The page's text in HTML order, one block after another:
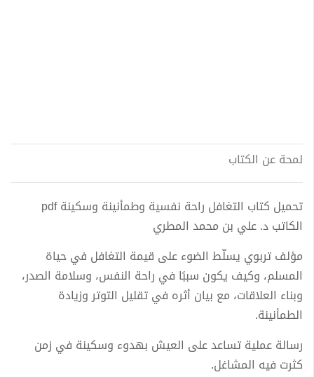
لمحة عن الكتاب
تحميل كتاب التغافل راحة نفسية وطمأنينة وسكينة pdf
الكاتب د. علي بن محمد المطري
مؤلف تربوي يسلّط الضوء على قيمة التغافل في حياة
المسلم، وكيف يكون سببًا في راحة النفس، وسلامة الصدر،
وبناء العلاقات، مع بيان أثره في تقليل التوتر وزيادة
الطمأنينة.
رسالة عملية تساعد على العيش بهدوء وسكينة في زمن
كثرت فيه المشاغل.